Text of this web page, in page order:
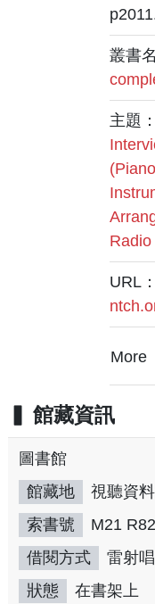
叢書
主題：
URL：
More
館藏資訊
圖書館
館藏地
視聽資
索書號
M21
借閱方式
雷射
狀態
在書架上